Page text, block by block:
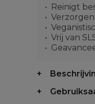
Reinigt
Vrij van